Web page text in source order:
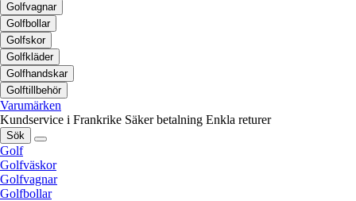
Golfvagnar
Golfbollar
Golfskor
Golfkläder
Golfhandskar
Golftillbehör
Varumärken
Kundservice i Frankrike Säker betalning Enkla returer
Sök
Golf
Golfväskor
Golfvagnar
Golfbollar